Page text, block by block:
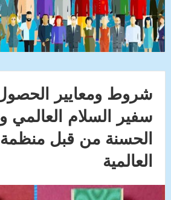
شروط ومعايير
سفير السلام العالمي
الحسنة من قبل منظمة
العالمية